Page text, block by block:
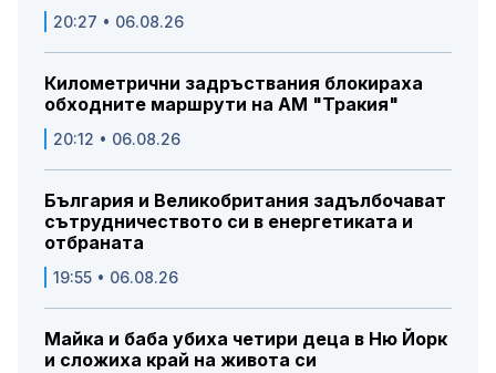
20:27 • 06.08.26
Километрични задръствания блокираха
обходните маршрути на АМ "Тракия"
20:12 • 06.08.26
България и Великобритания задълбочават
сътрудничеството си в енергетиката и
отбраната
19:55 • 06.08.26
Майка и баба убиха четири деца в Ню Йорк
и сложиха край на живота си